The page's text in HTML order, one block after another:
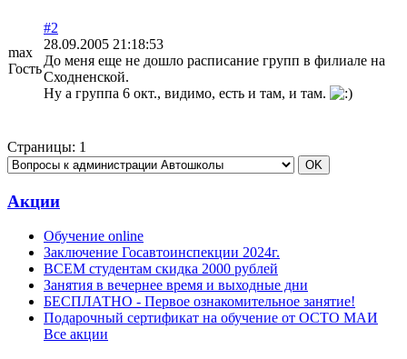
max
Гость
#2
28.09.2005 21:18:53
До меня еще не дошло расписание групп в филиале на
Сходненской.
Ну а группа 6 окт., видимо, есть и там, и там.
Страницы: 1
Акции
Обучение online
Заключение Госавтоинспекции 2024г.
ВСЕМ студентам скидка 2000 рублей
Занятия в вечернее время и выходные дни
БЕСПЛАТНО - Первое ознакомительное занятие!
Подарочный сертификат на обучение от ОСТО МАИ
Все акции